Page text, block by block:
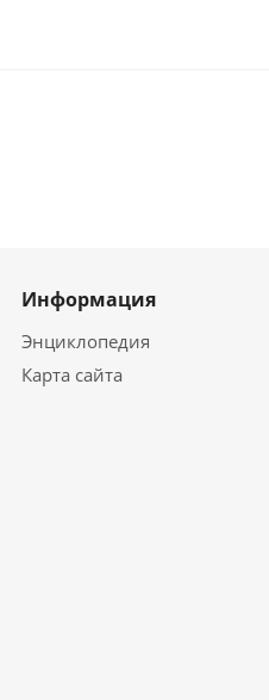
Информация
Энциклопедия
Карта сайта